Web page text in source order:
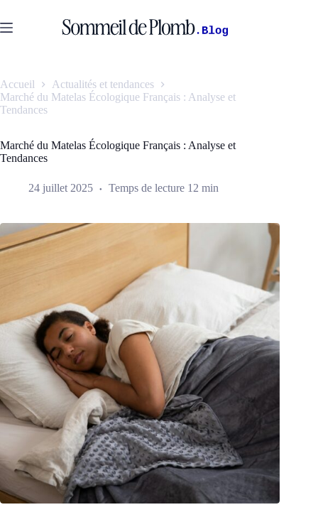
contenu
Accueil
Actualités et tendances
Marché du Matelas Écologique Français : Analyse et
Tendances
Marché du Matelas Écologique Français : Analyse et
Tendances
24 juillet 2025 Temps de lecture 12 min